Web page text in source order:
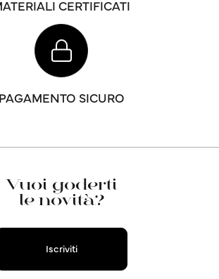
CERTIFICATI
PAGAMENTO SICURO
Vuoi goderti
le novità?
Iscriviti